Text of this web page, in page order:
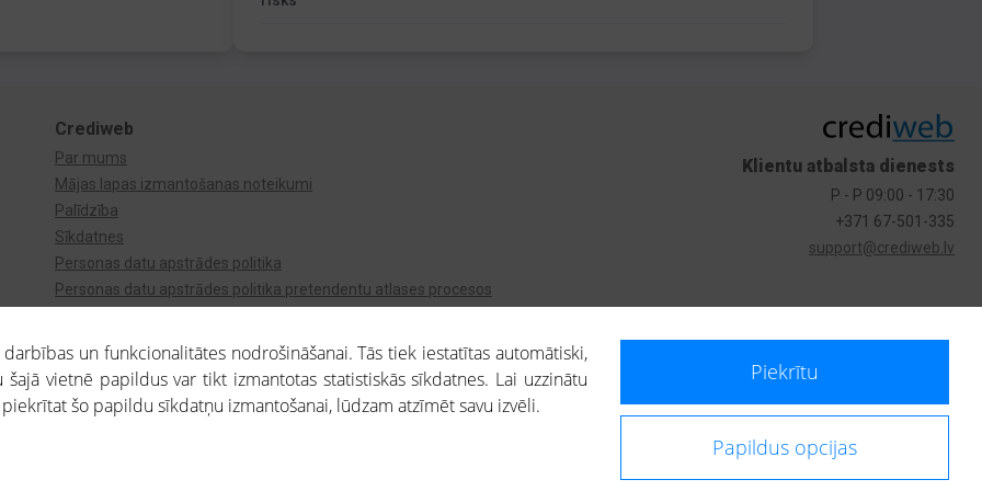
Crediweb
Par mums
Mājas lapas izmantošanas noteikumi
Palīdzība
Sīkdatnes
Personas datu apstrādes politika
Personas datu apstrādes politika pretendentu atlases procesos
Klientu atbalsta dienests
P - P 09:00 - 17:30
+371 67-501-335
support@crediweb.lv
ietvaros saņemtajai informācijai ir uzziņas raksturs, un tai nav juridiska spēka. Portāla lietotājs, izmantojot portālā saņemto informāciju, ir atbildīgs par fizisko
un funkcionalitātes nodrošināšanai. Tās tiek iestatītas automātiski,
vietnē papildus var tikt izmantotas statistiskās sīkdatnes. Lai uzzinātu
piekrītat šo papildu sīkdatņu izmantošanai, lūdzam atzīmēt savu izvēli.
Piekrītu
Papildus opcijas